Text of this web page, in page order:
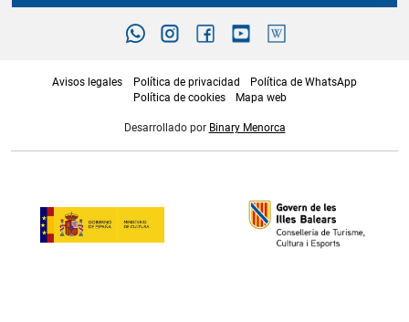
Avisos legales Política de privacidad
Política de WhatsApp
Política de cookies
Mapa web
Desarrollado por Binary Menorca